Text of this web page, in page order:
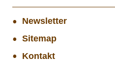
Newsletter
Sitemap
Kontakt